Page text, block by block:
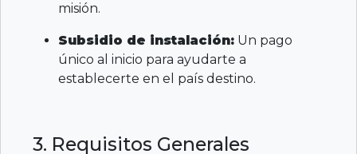
misión.
Subsidio de instalación: Un pago
único al inicio para ayudarte a
establecerte en el país destino.
3. Requisitos Generales